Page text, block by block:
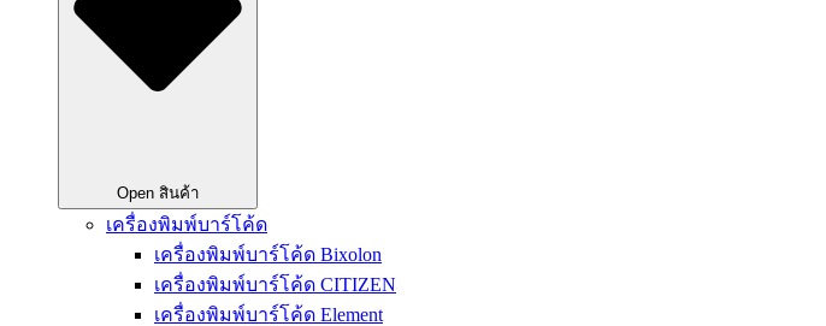
Open สินค้า
เครื่องพิมพ์บาร์โค้ด
เครื่องพิมพ์บาร์โค้ด Bixolon
เครื่องพิมพ์บาร์โค้ด CITIZEN
เครื่องพิมพ์บาร์โค้ด Element